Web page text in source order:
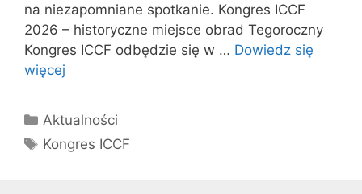
na niezapomniane spotkanie. Kongres ICCF
2026 – historyczne miejsce obrad Tegoroczny
Kongres ICCF odbędzie się w … Dowiedz się
więcej
Kategorie
Aktualności
Tagi
Kongres ICCF